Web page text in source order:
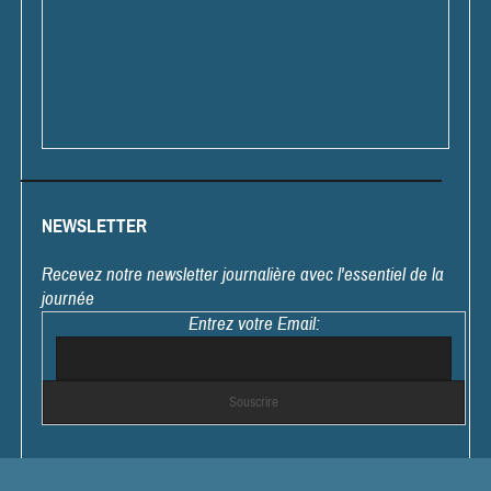
NEWSLETTER
Recevez notre newsletter journalière avec l'essentiel de la
journée
Entrez votre Email: